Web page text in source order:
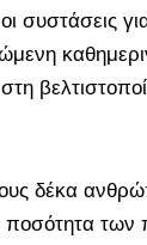
συστάσεις
δέκα
ποσότητα των